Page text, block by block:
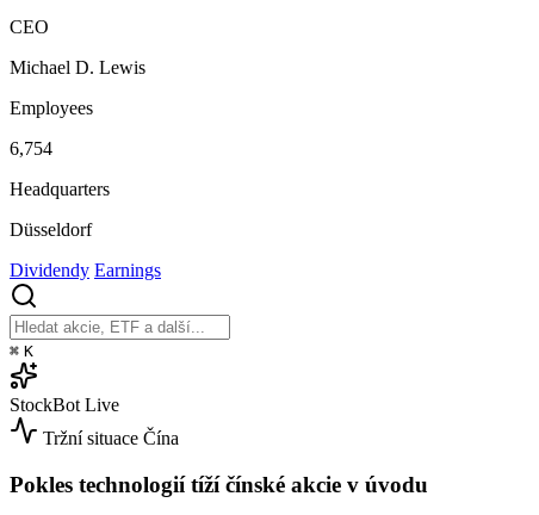
CEO
Michael D. Lewis
Employees
6,754
Headquarters
Düsseldorf
Dividendy Earnings
⌘ K
StockBot Live
Tržní situace Čína
Pokles technologií tíží čínské akcie v úvodu